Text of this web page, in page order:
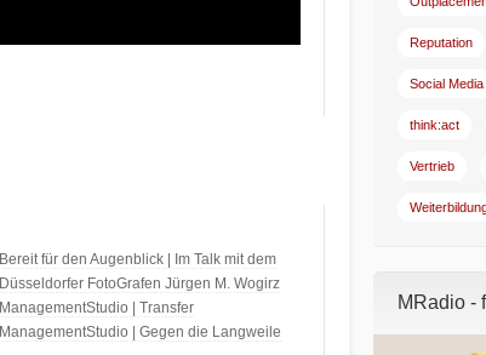
Bereit für den Augenblick | Im Talk mit dem
Düsseldorfer FotoGrafen Jürgen M. Wogirz
ManagementStudio | Transfer
ManagementStudio | Gegen die Langweile
Reputation
Social Media
think:act
Vertrieb
MRadio -